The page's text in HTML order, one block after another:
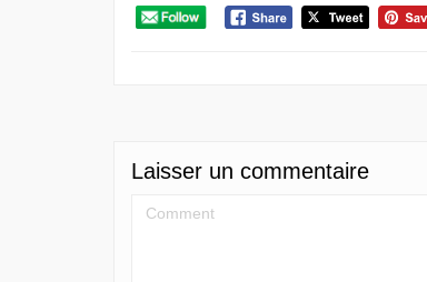
Laisser un commentaire